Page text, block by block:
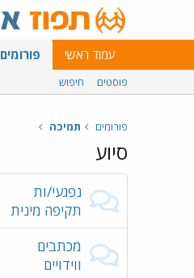
עמוד ראשי פורומים
פוסטים חיפוש
פורומים תמיכה
סיוע
נפגעי/ות
תקיפה מינית
מכתבים
ווידויים